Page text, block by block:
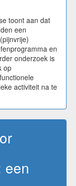
toont aan dat
een
en
onderzoek is
op
activiteit na te
een